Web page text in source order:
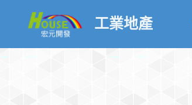
工業地產